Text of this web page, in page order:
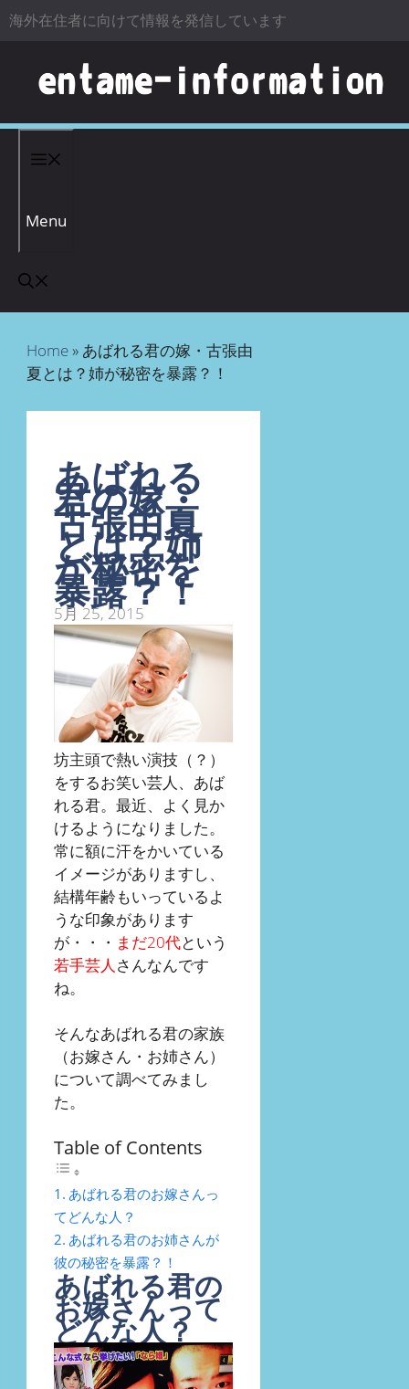
コンテンツへスキップ
海外在住者に向けて情報を発信しています
Menu
Home» あばれる君の嫁・古張由
夏とは？姉が秘密を暴露？！
あばれる
君の嫁・
古張由夏
とは？姉
が秘密を
暴露？！
5月 25, 2015
坊主頭で熱い演技（？）
をするお笑い芸人、あば
れる君。最近、よく見か
けるようになりました。
常に額に汗をかいている
イメージがありますし、
結構年齢もいっているよ
うな印象があります
が・・・ まだ20代という
若手芸人 さんなんです
ね。
そんなあばれる君の家族
（お嫁さん・お姉さん）
について調べてみまし
た。
Table of Contents
あばれる君のお嫁さんっ
てどんな人？
あばれる君のお姉さんが
彼の秘密を暴露？！
あばれる君の
お嫁さんって
どんな人？